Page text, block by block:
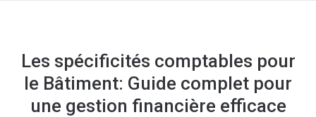
Les spécificités comptables pour
le Bâtiment: Guide complet pour
une gestion financière efficace